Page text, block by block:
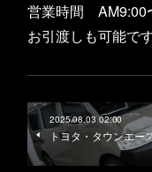
営業時間 AM9:00
お引渡しも可能で
2025.08.03 02:00
トヨタ・タウンエー